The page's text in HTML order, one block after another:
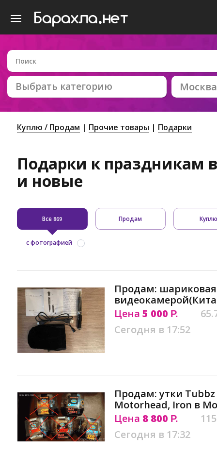
Выбрать категорию Москва
Куплю / Продам Прочие товары Подарки
Подарки к праздникам
и новые
Все869 Продам
с фотографией
Продам: шариковая
Цена 5 000 Р.
Сегодня в 17:52
Продам: утки
Motorhead, Iron в
Цена 8 800 Р.
Сегодня в 17:32